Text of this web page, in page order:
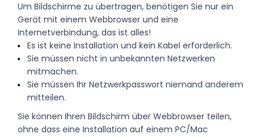
Um Bildschirme zu übertragen, benötigen Sie nur ein
Gerät mit einem Webbrowser und eine
Internetverbindung, das ist alles!
Es ist keine Installation und kein Kabel erforderlich.
Sie müssen nicht in unbekannten Netzwerken
mitmachen.
Sie müssen Ihr Netzwerkpasswort niemand anderem
mitteilen.
Sie können Ihren Bildschirm über Webbrowser teilen,
ohne dass eine Installation auf einem PC/Mac